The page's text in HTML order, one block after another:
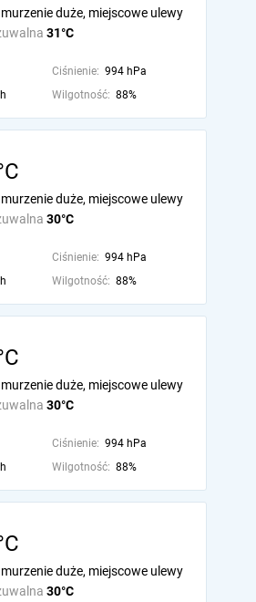
31°C
duże, miejscowe ulewy
Ciśnienie: 994 hPa
Wilgotność: 88%
30°C
duże, miejscowe ulewy
Ciśnienie: 994 hPa
Wilgotność: 88%
30°C
duże, miejscowe ulewy
Ciśnienie: 994 hPa
Wilgotność: 88%
30°C
duże, miejscowe ulewy